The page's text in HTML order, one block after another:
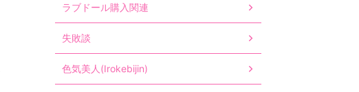
ラブドール購入関連
失敗談
色気美人(Irokebijin)